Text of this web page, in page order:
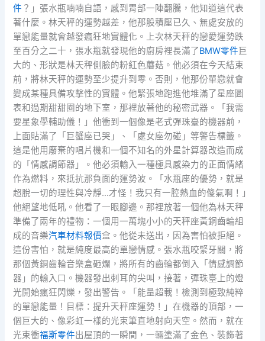
件 ？」張水瓶喃喃自語，感到胃部一陣翻騰，他知道這代表
著什麼。林天秤的運勢越差，他那股積壓已久、無處安放的
單戀能量就會越發瘋狂地實體化。上次林天秤的戀愛運勢跌
至百分之二十，張水瓶就發現他的廚房裡長滿了BMW零件巨
大的、形狀是林天秤側臉的粉紅色蘑菇。他必須在今天結束
前，將林天秤的運勢至少提升到零。否則，他那份單戀就會
變成某種具備攻擊性的實體。他緊張地跑進他堆滿了星座圖
表和過期甜甜圈的地下室，那裡放著他的秘密武器。「我需
要星象學輔助儀！」他衝到一個像是老式彈珠臺的機器前，
上面貼滿了「巨蟹座已哭」、「處女座勿碰」等警告標籤。
這是他用廢棄的唱片機和一個不知名的外星計算器改造而成
的「情感調節器」。他必須輸入一種極具感染力的正面情緒
作為燃料，來抵抗那負面的運勢波。「水瓶座的優勢，就是
超脫一切的理性與冷靜…才怪！我只有一腔熱血的傻氣啊！」
他絕望地低吼。他看了一眼腳邊。那裡放著一個他為林天秤
準備了兩年的禮物：一個用一萬塊小小的天秤座黃銅齒輪組
成的音樂汽車材料報價盒。他從未送出，因為害怕被拒絕。
這份害怕，就是純度最高的單戀情感。張水瓶咬緊牙關，將
那個黃銅齒輪音樂盒砸爛，將所有的齒輪都倒入「情感調節
器」的輸入口。機器發出刺耳的尖叫，接著，彈珠臺上的燈
光開始瘋狂閃爍，發出警告。「能量超載！檢測到極致純粹
的單戀能量！目標：提升天秤座運勢！」在機器的頂部，一
個巨大的、像彩虹一樣的光束筆直地射向天空。然而，就在
光束衝福斯零件出屋頂的一瞬間，一輛塗滿了金色、裝飾著